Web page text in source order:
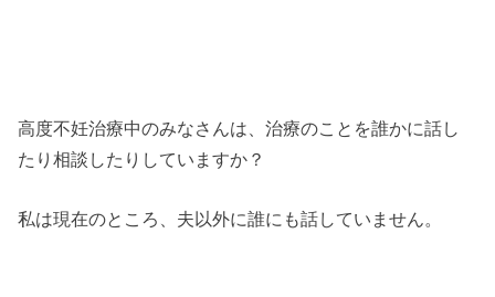
高度不妊治療中のみなさんは、治療のことを誰かに話し
たり相談したりしていますか？
私は現在のところ、夫以外に誰にも話していません。